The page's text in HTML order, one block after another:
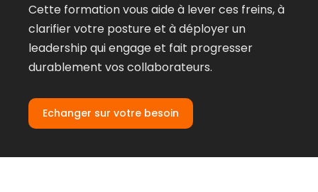
Cette formation vous aide à lever ces freins, à
clarifier votre posture et à déployer un
leadership qui engage et fait progresser
durablement vos collaborateurs.
Echanger sur votre besoin